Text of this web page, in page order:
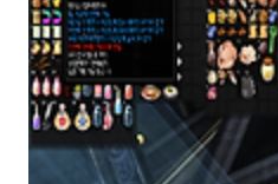
소드의 7단계 특별 개조에 성공하였
니 이렇게 고생도 안 시키고 스무스하
7강 깔끔하게 완료! 2. 인챈트 지금 켈
검 에아' ..